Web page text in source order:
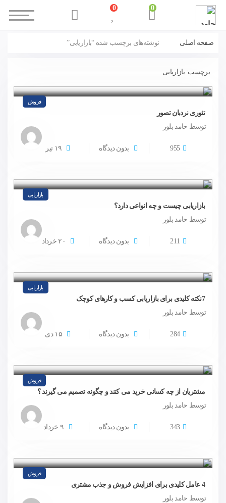
صفحه اصلی نوشته‌های برچسب شده “بازاریابی”
برچسب:بازاریابی
فروش
تئوری نردبان تصور
توسط حامد بلور
955 بدون دیدگاه ۱۹ تیر
بازاریابی
بازاریابی چیست و چه انواعی دارد؟
توسط حامد بلور
211 بدون دیدگاه ۲۰خرداد
بازاریابی
7نکته کلیدی برای بازاریابی کسب و کارهای کوچک
توسط حامد بلور
284 بدون دیدگاه ۱۵ دی
فروش
مشتریان از چه کسانی خرید می کنند و چگونه تصمیم می گیرند ؟
توسط حامد بلور
343 بدون دیدگاه ۹ خرداد
فروش
4 عامل کلیدی برای افزایش فروش و جذب مشتری
توسط حامد بلور
0
0